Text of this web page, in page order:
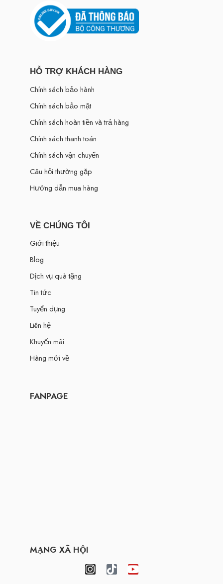
HỖ TRỢ KHÁCH HÀNG
Chính sách bảo hành
Chính sách bảo mật
Chính sách hoàn tiền và trả hàng
Chính sách thanh toán
Chính sách vận chuyển
Câu hỏi thường gặp
Hướng dẫn mua hàng
VỀ CHÚNG TÔI
Giới thiệu
Blog
Dịch vụ quà tặng
Tin tức
Tuyển dụng
Liên hệ
Khuyến mãi
Hàng mới về
FANPAGE
MẠNG XÃ HỘI